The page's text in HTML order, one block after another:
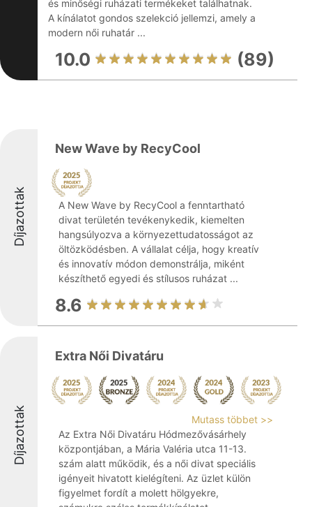
és minőségi ruházati termékeket találhatnak.
A kínálatot gondos szelekció jellemzi, amely a
modern női ruhatár ...
10.0 (89)
Díjazottak
New Wave by RecyCool
A New Wave by RecyCool a fenntartható
divat területén tevékenykedik, kiemelten
hangsúlyozva a környezettudatosságot az
öltözködésben. A vállalat célja, hogy kreatív
és innovatív módon demonstrálja, miként
készíthető egyedi és stílusos ruházat ...
8.6
Díjazottak
Extra Női Divatáru
Mutass többet >>
Az Extra Női Divatáru Hódmezővásárhely
központjában, a Mária Valéria utca 11-13.
szám alatt működik, és a női divat speciális
igényeit hivatott kielégíteni. Az üzlet külön
figyelmet fordít a molett hölgyekre,